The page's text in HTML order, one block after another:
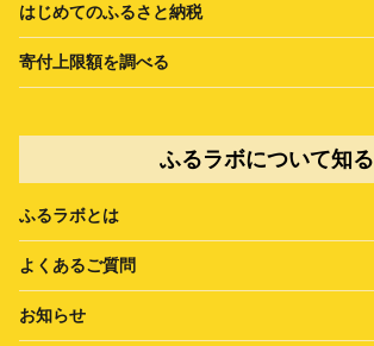
はじめてのふるさと納税
寄付上限額を調べる
ふるラボについて知る
ふるラボとは
よくあるご質問
お知らせ